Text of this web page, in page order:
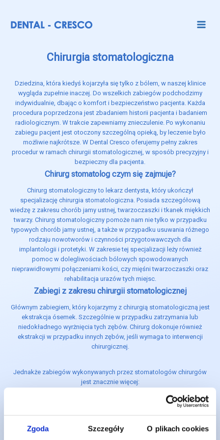
Zgoda Szczegóły O plikach cookies
Chirurgia stomatologiczna
Dziedzina, która kiedyś kojarzyła się tylko z bólem, w naszej klinice
wygląda zupełnie inaczej. Do wszelkich zabiegów podchodzimy
indywidualnie, dbając o komfort i bezpieczeństwo pacjenta. Każda
procedura poprzedzona jest zbadaniem historii pacjenta i badaniem
radiologicznym. W trakcie zapewniamy znieczulenie. Po wykonaniu
zabiegu pacjent jest otoczony szczególną opieką, by leczenie było
możliwie najkrótsze. W Dental Cresco oferujemy pełny zakres
procedur w ramach chirurgii stomatologicznej, w sposób precyzyjny i
bezpieczny dla pacjenta.
Chirurg stomatolog czym się zajmuje?
Chirurg stomatologiczny to lekarz dentysta, który ukończył
specjalizację chirurgia stomatologiczna. Posiada szczegółową
wiedzę z zakresu chorób jamy ustnej, twarzoczaszki i tkanek miękkich
twarzy. Chirurg stomatologiczny pomoże nam nie tylko w przypadku
typowych chorób jamy ustnej, a także w przypadku usuwania różnego
rodzaju nowotworów i czynności przygotowawczych dla
implantologii i protetyki. W zakresie tej specjalizacji leży również
pomoc w dolegliwościach bólowych spowodowanych
nieprawidłowymi połączeniami kości, czy mięśni twarzoczaszki oraz
rehabilitacja urazów tych miejsc.
Zabiegi z zakresu chirurgii stomatologicznej
Głównym zabiegiem, który kojarzymy z chirurgią stomatologiczną jest
ekstrakcja ósemek. Szczególnie w przypadku zatrzymania lub
niedokładnego wyrżnięcia tych zębów. Chirurg dokonuje również
ekstrakcji w przypadku innych zębów, jeśli wymaga to interwencji
chirurgicznej.
Jednakże zabiegów wykonywanych przez stomatologów chirurgów
jest znacznie więcej:
podcinanie więzadełek warg oraz języka w terapii logopedycznej
odsłanianie zębów zatrzymanych w łuku